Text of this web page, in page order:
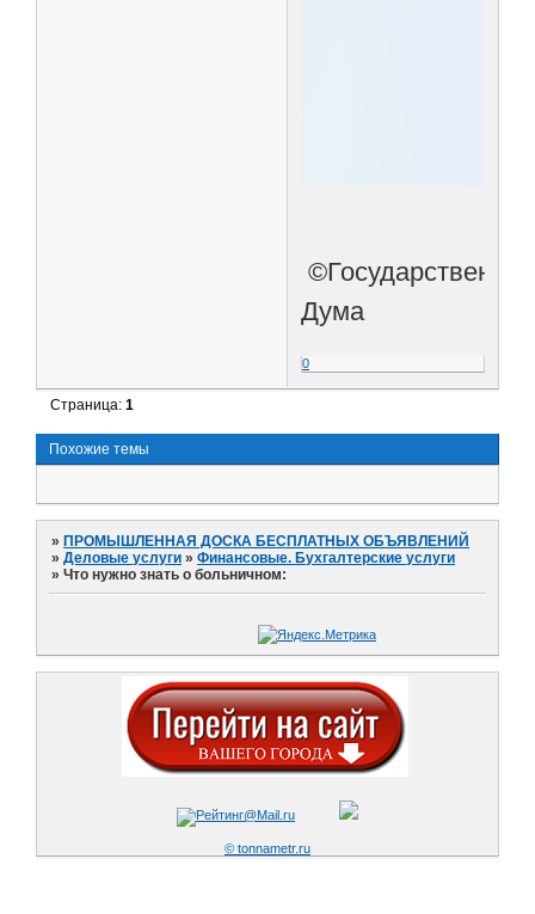
©Государственная
Дума
0
Страница:1
Похожие темы
»ПРОМЫШЛЕННАЯ ДОСКА БЕСПЛАТНЫХ ОБЪЯВЛЕНИЙ
»Деловые услуги »Финансовые. Бухгалтерские услуги
»Что нужно знать о больничном:
© tonnametr.ru